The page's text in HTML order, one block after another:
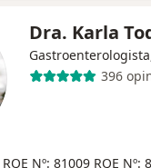
Dra. Karla
396
RQE Nº: 81009 RQE Nº: